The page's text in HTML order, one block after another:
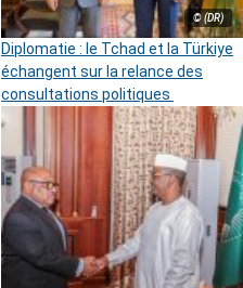
© (DR)
Diplomatie : le Tchad et la Türkiye
échangent sur la relance des
consultations politiques